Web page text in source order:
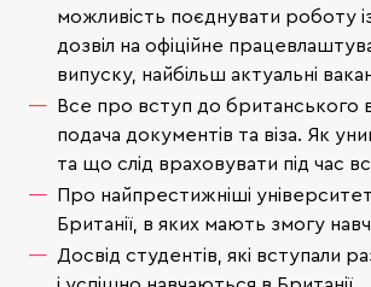
можливість поєднувати роботу
дозвіл на офіційне
випуску, найбільш актуальні
Все про вступ до британського
подача документів та віза. Як
та що слід враховувати під час
Про найпрестижніші
Британії, в яких мають змогу
Досвід студентів, які вступали